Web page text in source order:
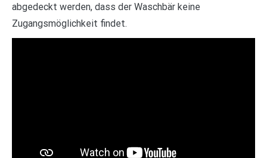
abgedeckt werden, dass der Waschbär keine
Zugangsmöglichkeit findet.